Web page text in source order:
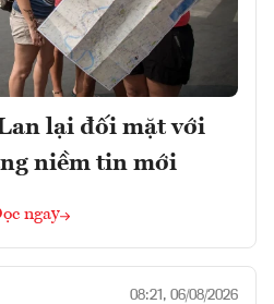
lại đối mặt với
niềm tin mới
ngay
08:21, 06/08/2026